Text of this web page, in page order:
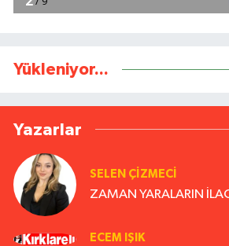
Yükleniyor...
Yazarlar
SELEN ÇİZMECİ
ZAMAN YARALARIN
ECEM IŞIK